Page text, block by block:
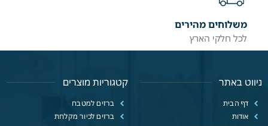
משלוחים מהירים
לכל חלקי הארץ
ניווט באתר
דף הבית
אודות
קטגוריות מוצרים
ברזים למטבח
ברזים לכיור מקלחת